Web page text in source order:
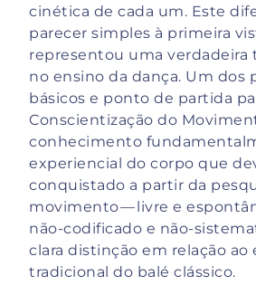
cinética de cada um. Este
parecer simples à primeira
representou uma verdadeira
no ensino da dança. Um dos
básicos e ponto de partida
Conscientização do
conhecimento
experiencial do corpo que
conquistado a partir da
movimento — livre e
não-codificado e não-
clara distinção em relação ao
tradicional do balé clássico.